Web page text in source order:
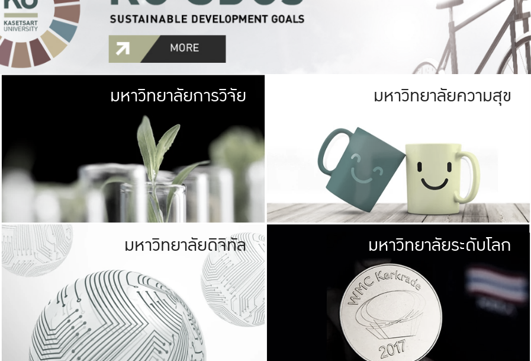
มหาวิทยาลัย
เกษตรศาสตร์ มีพื้นที่เขียวสดใส หนาแน่น
เป็นป่าในเมือง (URBAN FOREST)
เกษตรในเมือง (URBAN AGRICULTURE)
ที่นับรวมกันได้ประมาณ 1,400 ไร่
มหาวิทยาลัยการวิจัย มหาวิทยาลัย
ให้กับประชาชน
มหาวิทยาลัยความสุข
มหาวิทยาลัยรับผิดชอบต่อสังคม
ร่วมมือกับชุมชน เพื่อความกินดีอยู่ดี
และความสุขอย่างยั่งยืน
มองปัญหาในภาพกว้าง
แก้ไขจากปัญหาจุดเล็กๆ
มหาวิทยาลัยดิจิทัล มหาวิทยา
พร้อมที่จ
และผลักดันในการใช้ระบบส
เพื่อการทำงานแ
มหาวิทยาลัยระดับโลก